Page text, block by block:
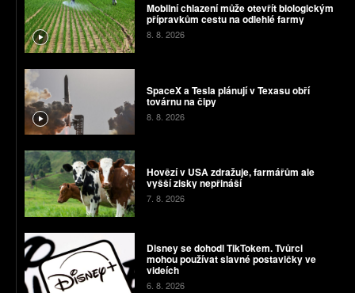
Mobilní chlazení může otevřít biologickým
přípravkům cestu na odlehlé farmy
8. 8. 2026
SpaceX a Tesla plánují v Texasu obří
továrnu na čipy
8. 8. 2026
Hovězí v USA zdražuje, farmářům ale
vyšší zisky nepřináší
7. 8. 2026
Disney se dohodl TikTokem. Tvůrci
mohou používat slavné postavičky ve
videích
6. 8. 2026